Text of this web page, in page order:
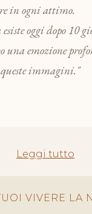
in ogni attimo.
oggi dopo 10
una emozione
immagini."
Leggi tutto
VIVERE LA